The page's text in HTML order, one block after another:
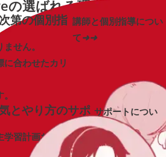
の選ばれる理由
第の個別指
せん。
合わせたカリ
講師と個別指導につい
て➜➜
とやり方のサポ
習計画などをサポ
サポートについ
て➜